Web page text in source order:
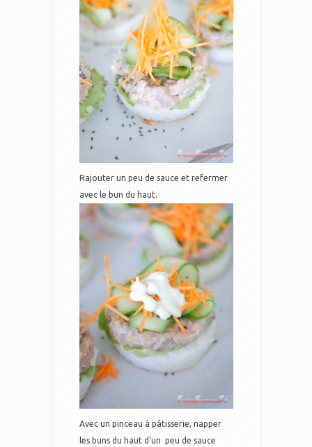
Rajouter un peu de sauce et refermer
avec le bun du haut.
Avec un pinceau à pâtisserie, napper
les buns du haut d’un peu de sauce